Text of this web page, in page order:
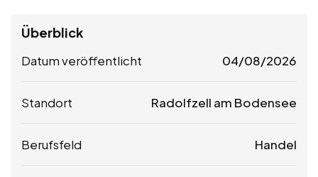
Überblick
Datum veröffentlicht 04/08/2026
Standort Radolfzell am Bodensee
Berufsfeld Handel